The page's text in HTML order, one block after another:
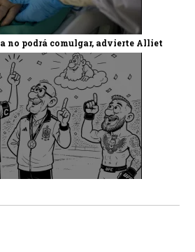
no podrá comulgar, advierte Alliet